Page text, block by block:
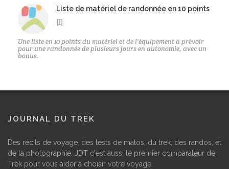
Liste de matériel de randonnée en 10 points
Une liste en 10 points du matériel et de l'équipement à prévoir
pour une randonnée de plusieurs jours en autonomie, avec un
bonus.
JOURNAL DU TREK
Des récits de voyage, des tests de matos, du trek, des randos, et
de la photographie. JDT c'est aussi le premier comparateur de
Trek pour vous aider à choisir votre voyage.